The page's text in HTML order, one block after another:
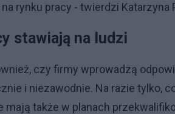
rynku pracy - twierdzi Katarzyna
stawiają na ludzi
czy firmy wprowadzą
i niezawodnie. Na razie tylko,
mają także w planach